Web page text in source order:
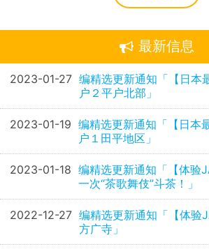
最新信息
2023-01-27 编精选更新通知「【日本
户２平户北部」
2023-01-19 编精选更新通知「【日本
户１田平地区」
2023-01-18 编精选更新通知「【体验
一次“茶歌舞伎”斗茶！」
2022-12-27 编精选更新通知「【体验
方广寺」